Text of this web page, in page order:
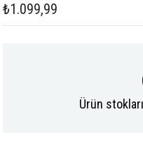
₺1.099,99
Ürün